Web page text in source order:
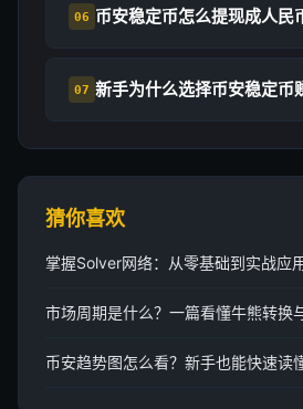
06 币安稳定币怎么提现成人民
07 新手为什么选择币安稳定币
猜你喜欢
掌握Solver网络：从零基础到实战应
市场周期是什么？一篇看懂牛熊转换
币安趋势图怎么看？新手也能快速读